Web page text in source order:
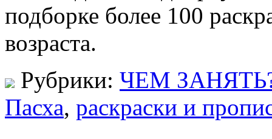
подборке более 100
возраста.
Рубрики: ЧЕМ
Пасха, раскраски и